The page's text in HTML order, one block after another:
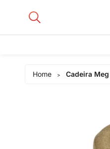
Home > Cadeira Meg